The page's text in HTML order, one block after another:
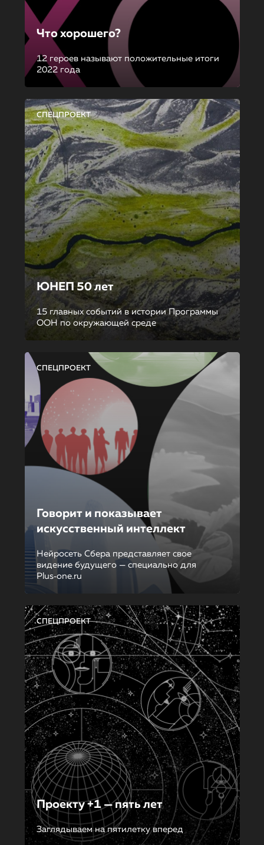
Что хорошего?
12 героев называют положительные итоги
2022 года
СПЕЦПРОЕКТ
ЮНЕП 50 лет
15 главных событий в истории Программы
ООН по окружающей среде
СПЕЦПРОЕКТ
Говорит и показывает
искусственный интеллект
Нейросеть Сбера представляет свое
видение будущего — специально для
Plus‑one.ru
СПЕЦПРОЕКТ
Проекту +1 — пять лет
Заглядываем на пятилетку вперед